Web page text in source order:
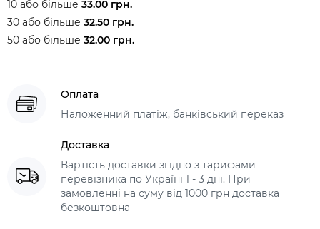
10 або більше 33.00 грн.
30 або більше 32.50 грн.
50 або більше 32.00 грн.
Оплата
Наложенний платіж, банківський переказ
Доставка
Вартість доставки згідно з тарифами
перевізника по Україні 1 - 3 дні. При
замовленні на суму від 1000 грн доставка
безкоштовна